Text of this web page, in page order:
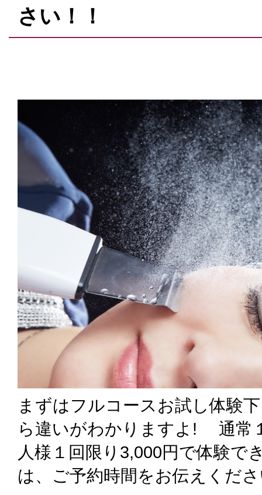
さい！！
まずはフルコースお試し体験
ら違いがわかりますよ! 通常
人様１回限り3,000円で体験
は、ご予約時間をお伝えくだ